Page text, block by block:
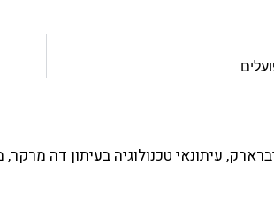
עיתונאי טכנולוגיה בעיתון דה